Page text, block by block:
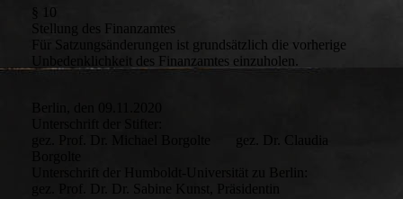
§ 10
Stellung des Finanzamtes
Für Satzungsänderungen ist grundsätzlich die vorherige
Unbedenklichkeit des Finanzamtes einzuholen.
gez. Prof. Dr. Michael Borgolte gez. Dr. Claudia
Unterschrift der Humboldt-Universität zu Berlin:
gez. Prof. Dr. Dr. Sabine Kunst, Präsidentin